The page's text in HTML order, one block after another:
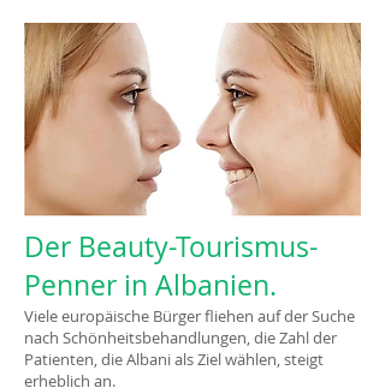
Der Beauty-Tourismus-
Penner in Albanien.
Viele europäische Bürger fliehen auf der Suche
nach Schönheitsbehandlungen, die Zahl der
Patienten, die Albani als Ziel wählen, steigt
erheblich an.